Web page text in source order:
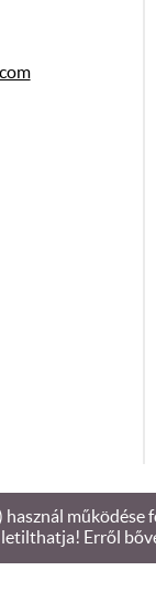
Kft.-bádogos bolt
működése
Erről